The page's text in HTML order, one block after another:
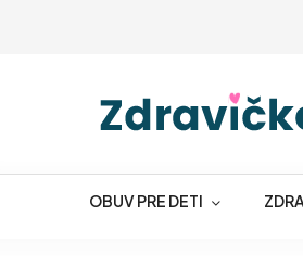
OBUV PRE DETI